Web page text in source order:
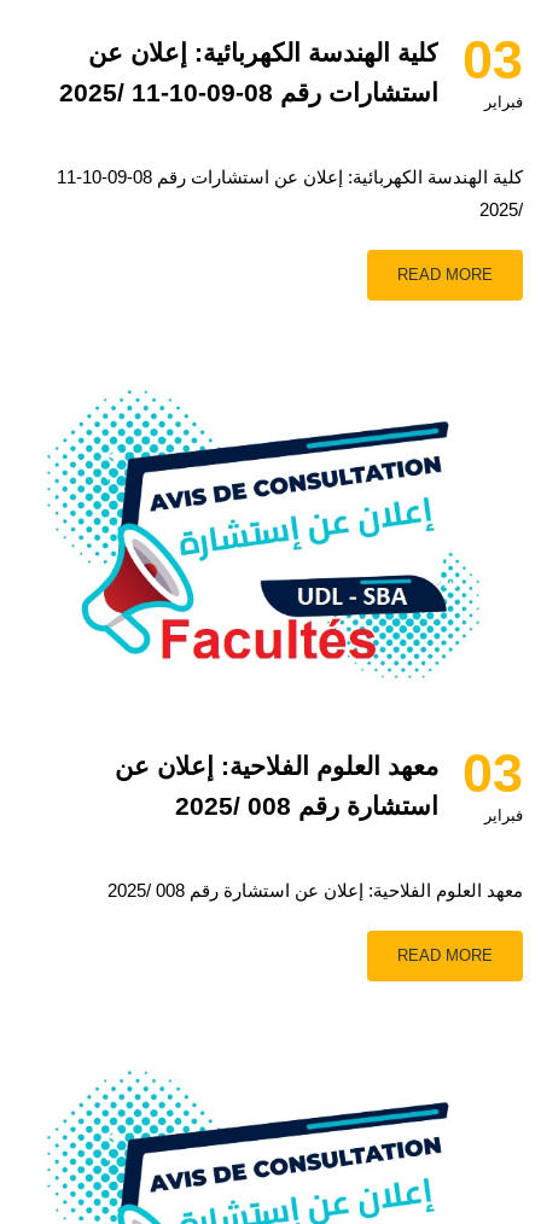
03
فبراير
كلية الهندسة الكهربائية: إعلان عن
استشارات رقم 08-09-10-11 /2025
كلية الهندسة الكهربائية: إعلان عن استشارات رقم 08-09-10-11
/2025
READ MORE
03
فبراير
معهد العلوم الفلاحية: إعلان عن
استشارة رقم 008 /2025
معهد العلوم الفلاحية: إعلان عن استشارة رقم 008 /2025
READ MORE